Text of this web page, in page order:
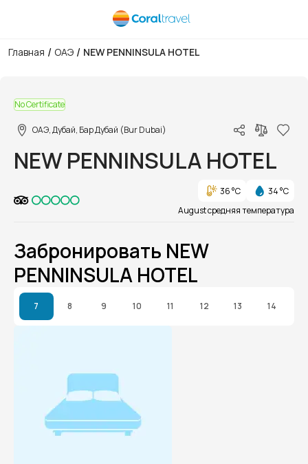
Главная / ОАЭ / NEW PENNINSULA HOTEL
No Certificate
ОАЭ, Дубай, Бар Дубай (Bur Dubai)
NEW PENNINSULA HOTEL
36 °C
34 °C
August средняя температура
Забронировать NEW
PENNINSULA HOTEL
7 8 9 10 11 12 13 14